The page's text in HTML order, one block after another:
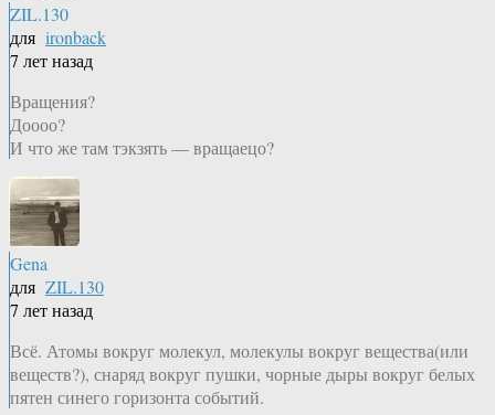
ZIL.130
для ironback
7 лет назад
Вращения?
Доооо?
И что же там тэкзять — вращаецо?
Gena
для ZIL.130
7 лет назад
Всё. Атомы вокруг молекул, молекулы вокруг вещества(или
веществ?), снаряд вокруг пушки, чорные дыры вокруг белых
пятен синего горизонта событий.